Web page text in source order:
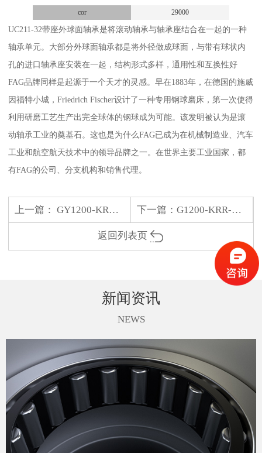
cor 29000
UC211-32带座外球面轴承是将滚动轴承与轴承座结合在一起的一种
轴承单元。大部分外球面轴承都是将外径做成球面，与带有球状内
孔的进口轴承座安装在一起，结构形式多样，通用性和互换性好
FAG品牌同样是起源于一个天才的灵感。早在1883年，在德国的施威
因福特小城，Friedrich Fischer设计了一种专用钢球磨床，第一次使得
利用研磨工艺生产出完全球体的钢球成为可能。该发明被认为是滚
动轴承工业的奠基石。这也是为什么FAG已成为在机械制造业、汽车
工业和航空航天技术中的领导品牌之一。在世界主要工业国家，都
有FAG的公司、分支机构和销售代理。
上一篇：GY1200-KRR-B-AS2/V 下一篇： G1200-KRR-B-AS2/V
返回列表页
新闻资讯
NEWS